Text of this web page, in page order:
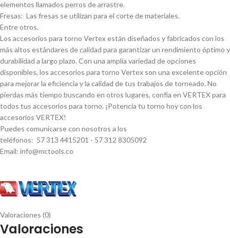
elementos llamados perros de arrastre.
Fresas: Las fresas se utilizan para el corte de materiales.
Entre otros.
Los accesorios para torno Vertex están diseñados y fabricados con los
más altos estándares de calidad para garantizar un rendimiento óptimo y
durabilidad a largo plazo. Con una amplia variedad de opciones
disponibles, los accesorios para torno Vertex son una excelente opción
para mejorar la eficiencia y la calidad de tus trabajos de torneado. No
pierdas más tiempo buscando en otros lugares, confí­a en VERTEX para
todos tus accesorios para torno. ¡Potencia tu torno hoy con los
accesorios VERTEX!
Puedes comunicarse con nosotros a los
teléfonos: 57 313 4415201 - 57 312 8305092
Email: info@mctools.co
Valoraciones (0)
Valoraciones